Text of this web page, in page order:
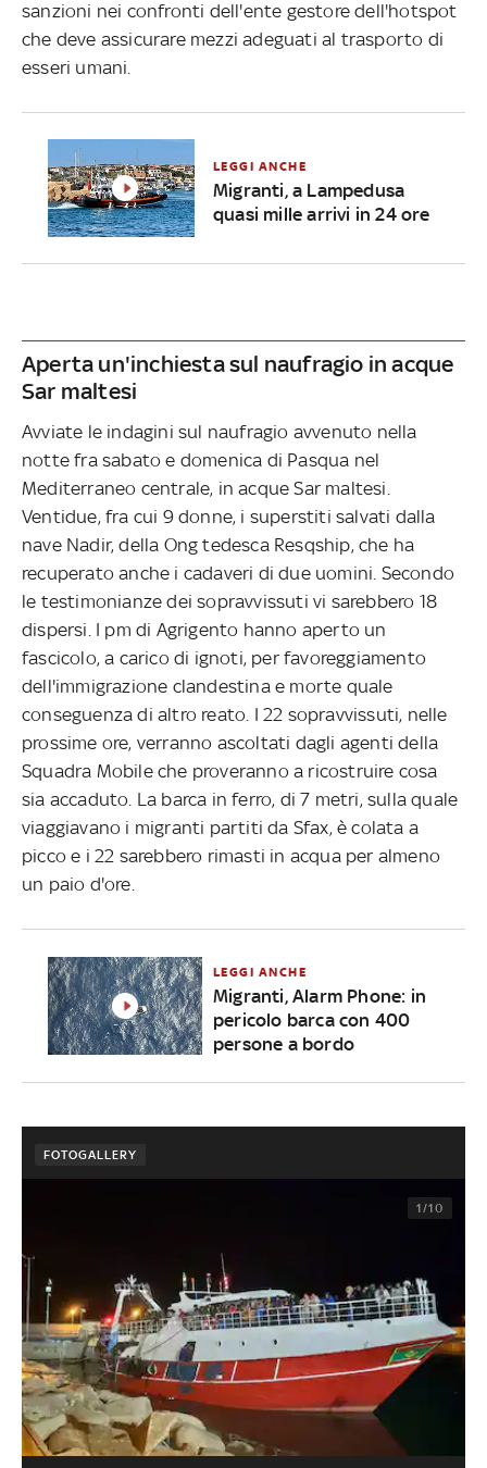
sanzioni nei confronti dell'ente gestore dell'hotspot
che deve assicurare mezzi adeguati al trasporto di
esseri umani.
LEGGI ANCHE
Migranti, a Lampedusa
quasi mille arrivi in 24 ore
Aperta un'inchiesta sul naufragio in acque
Sar maltesi
Avviate le indagini sul naufragio avvenuto nella
notte fra sabato e domenica di Pasqua nel
Mediterraneo centrale, in acque Sar maltesi.
Ventidue, fra cui 9 donne, i superstiti salvati dalla
nave Nadir, della Ong tedesca Resqship, che ha
recuperato anche i cadaveri di due uomini. Secondo
le testimonianze dei sopravvissuti vi sarebbero 18
dispersi. I pm di Agrigento hanno aperto un
fascicolo, a carico di ignoti, per favoreggiamento
dell'immigrazione clandestina e morte quale
conseguenza di altro reato. I 22 sopravvissuti, nelle
prossime ore, verranno ascoltati dagli agenti della
Squadra Mobile che proveranno a ricostruire cosa
sia accaduto. La barca in ferro, di 7 metri, sulla quale
viaggiavano i migranti partiti da Sfax, è colata a
picco e i 22 sarebbero rimasti in acqua per almeno
un paio d'ore.
LEGGI ANCHE
Migranti, Alarm Phone: in
pericolo barca con 400
persone a bordo
FOTOGALLERY
1/10